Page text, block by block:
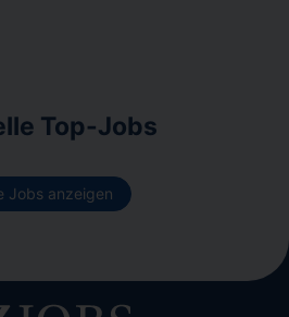
Top-Jobs
Jobs anzeigen